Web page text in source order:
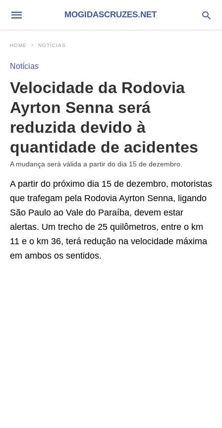
MOGIDASCRUZES.NET
HOME NOTÍCIAS
Notícias
Velocidade da Rodovia
Ayrton Senna será
reduzida devido à
quantidade de acidentes
A mudança será válida a partir do dia 15 de dezembro.
A partir do próximo dia 15 de dezembro, motoristas
que trafegam pela Rodovia Ayrton Senna, ligando
São Paulo ao Vale do Paraíba, devem estar
alertas. Um trecho de 25 quilômetros, entre o km
11 e o km 36, terá redução na velocidade máxima
em ambos os sentidos.